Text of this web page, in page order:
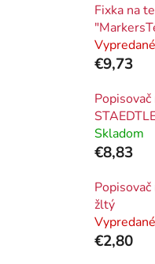
Fixka na
Vypredané
€9,73
Skladom
€8,83
žltý
Vypredané
€2,80